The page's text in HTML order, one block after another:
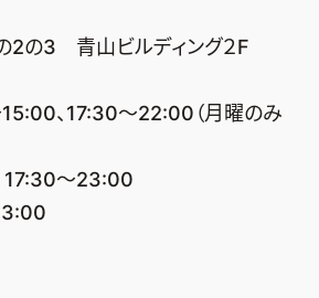
2の3 青山ビルディング２F
、17:30～22:00（月曜のみ
17:30〜23:00